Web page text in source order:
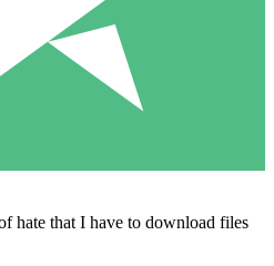
hate that I have to download files